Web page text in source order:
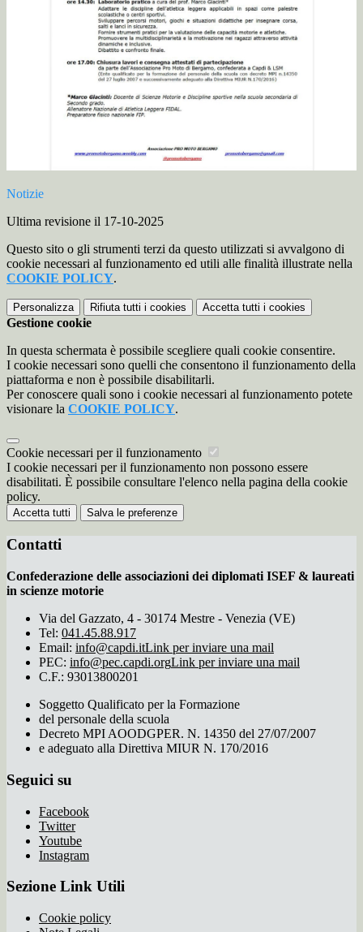
Notizie
Ultima revisione il 17-10-2025
Questo sito o gli strumenti terzi da questo utilizzati si avvalgono di
cookie necessari al funzionamento ed utili alle finalità illustrate nella
COOKIE POLICY.
Personalizza Rifiuta tutti i cookies Accetta tutti i cookies
Gestione cookie
In questa schermata è possibile scegliere quali cookie consentire.
I cookie necessari sono quelli che consentono il funzionamento della
piattaforma e non è possibile disabilitarli.
Per conoscere quali sono i cookie necessari al funzionamento potete
visionare la COOKIE POLICY.
Cookie necessari per il funzionamento
I cookie necessari per il funzionamento non possono essere
disabilitati. È possibile consultare l'elenco nella pagina della cookie
policy.
Accetta tutti Salva le preferenze
Contatti
Confederazione delle associazioni dei diplomati ISEF & laureati
in scienze motorie
Via del Gazzato, 4 - 30174 Mestre - Venezia (VE)
Tel: 041.45.88.917
Email: info@capdi.itLink per inviare una mail
PEC: info@pec.capdi.orgLink per inviare una mail
C.F.: 93013800201
Soggetto Qualificato per la Formazione
del personale della scuola
Decreto MPI AOODGPER. N. 14350 del 27/07/2007
e adeguato alla Direttiva MIUR N. 170/2016
Seguici su
Facebook
Twitter
Youtube
Instagram
Sezione Link Utili
Cookie policy